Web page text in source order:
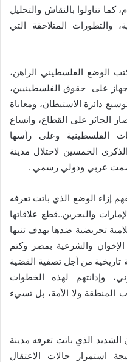
كما تناولوا بالنقاش والتحليل
والتطورات المتلاحقة التي
الوضع الفلسطيني الراهن،
على حقوق الفلسطينيين،
دائرة الاستيطان، ومعاناة
الجائر على القطاع، واتساع
الفلسطينية وعلى رأسها
الخمسين لاحتلال مدينة
عربي ودولي رسمي .
إزاء الوضع الذي باتت تعرفه
والبحرين..قطع علاقاتها
تحريضية ضدها بهدف ثنيها
والشرعية بمصر وكتم
من أجل تصفية القضية
وإدانتهم لهذه الخطوات
المنطقة ولا الأمة، بل تسيء
الشديد الذي باتت تعرفه مدينة
استمرار حالات الاعتقال